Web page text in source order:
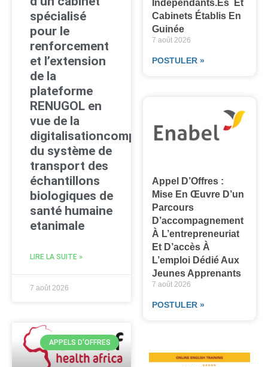
spécialisé
pour le
renforcement
et l’extension
de la
plateforme
RENUGOL en
vue de la
digitalisationcomplète
du système de
transport des
échantillons
biologiques de
santé humaine
etanimale
LIRE LA SUITE »
7 août 2026
APPELS D'OFFRES
Indépendants.es Et
Cabinets Établis En
Guinée
7 août 2026
POSTULER »
Appel D’Offres :
Mise En Œuvre D’un
Parcours
D’accompagnement
À L’entrepreneuriat
Et D’accès À
L’emploi Dédié Aux
Jeunes Apprenants
7 août 2026
POSTULER »